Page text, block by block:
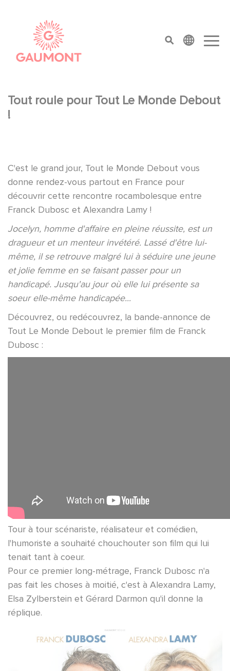
top menu
Tout roule pour Tout Le Monde Debout
!
C'est le grand jour, Tout le Monde Debout vous
donne rendez-vous partout en France pour
découvrir cette rencontre rocambolesque entre
Franck Dubosc et Alexandra Lamy !
Jocelyn, homme d'affaire en pleine réussite, est un
dragueur et un menteur invétéré. Lassé d'être lui-
même, il se retrouve malgré lui à séduire une jeune
et jolie femme en se faisant passer pour un
handicapé. Jusqu'au jour où elle lui présente sa
soeur elle-même handicapée...
Découvrez, ou redécouvrez, la bande-annonce de
Tout Le Monde Debout le premier film de Franck
Dubosc :
Tour à tour scénariste, réalisateur et comédien,
l'humoriste a souhaité chouchouter son film qui lui
tenait tant à coeur.
Pour ce premier long-métrage, Franck Dubosc n'a
pas fait les choses à moitié, c'est à Alexandra Lamy,
Elsa Zylberstein et Gérard Darmon qu'il donne la
réplique.